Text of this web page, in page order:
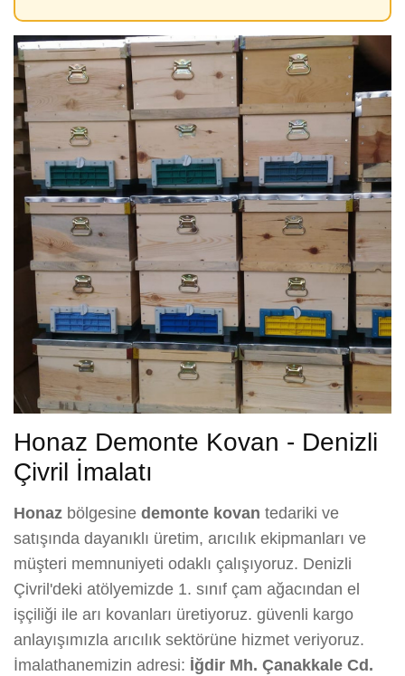
Honaz Demonte Kovan - Denizli
Çivril İmalatı
Honaz bölgesine demonte kovan tedariki ve
satışında dayanıklı üretim, arıcılık ekipmanları ve
müşteri memnuniyeti odaklı çalışıyoruz. Denizli
Çivril'deki atölyemizde 1. sınıf çam ağacından el
işçiliği ile arı kovanları üretiyoruz. güvenli kargo
anlayışımızla arıcılık sektörüne hizmet veriyoruz.
İmalathanemizin adresi: İğdir Mh. Çanakkale Cd.